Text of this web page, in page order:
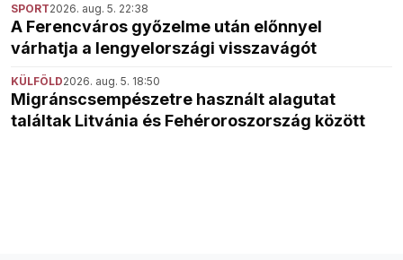
SPORT2026. aug. 5. 22:38
A Ferencváros győzelme után előnnyel
várhatja a lengyelországi visszavágót
KÜLFÖLD2026. aug. 5. 18:50
Migránscsempészetre használt alagutat
találtak Litvánia és Fehéroroszország között